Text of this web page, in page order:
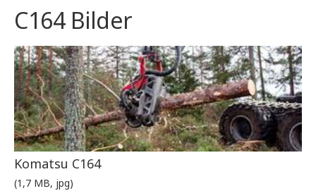
C164 Bilder
Komatsu C164
(1,7 MB, jpg)